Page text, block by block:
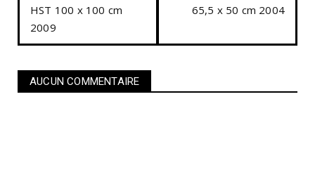
HST 100 x 100 cm
2009
65,5 x 50 cm 2004
AUCUN COMMENTAIRE